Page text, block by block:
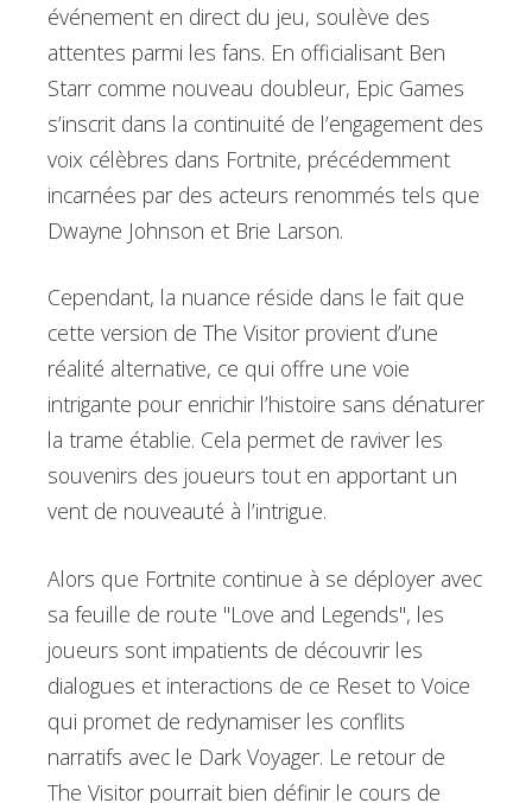
événement en direct du jeu, soulève des
attentes parmi les fans. En officialisant Ben
Starr comme nouveau doubleur, Epic Games
s’inscrit dans la continuité de l’engagement des
voix célèbres dans Fortnite, précédemment
incarnées par des acteurs renommés tels que
Dwayne Johnson et Brie Larson.
Cependant, la nuance réside dans le fait que
cette version de The Visitor provient d’une
réalité alternative, ce qui offre une voie
intrigante pour enrichir l’histoire sans dénaturer
la trame établie. Cela permet de raviver les
souvenirs des joueurs tout en apportant un
vent de nouveauté à l’intrigue.
Alors que Fortnite continue à se déployer avec
sa feuille de route "Love and Legends", les
joueurs sont impatients de découvrir les
dialogues et interactions de ce Reset to Voice
qui promet de redynamiser les conflits
narratifs avec le Dark Voyager. Le retour de
The Visitor pourrait bien définir le cours de